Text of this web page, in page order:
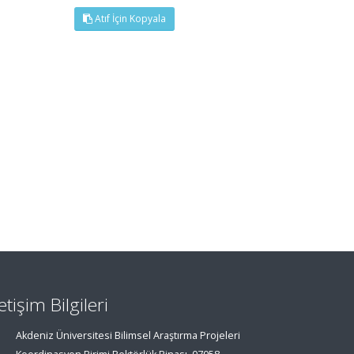
Atıf İçin Kopyala
Bilgileri
Akdeniz Üniversitesi Bilimsel Araştırma Projeleri